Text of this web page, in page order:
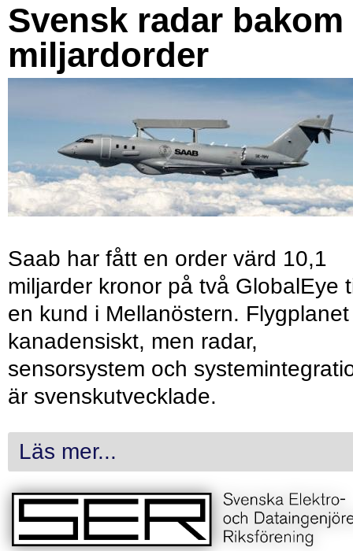
Svensk radar bakom
miljardorder
Saab har fått en order värd 10,1
miljarder kronor på två GlobalEye
en kund i Mellanöstern.
kanadensiskt, men radar,
sensorsystem och
är svenskutvecklade.
Läs mer...